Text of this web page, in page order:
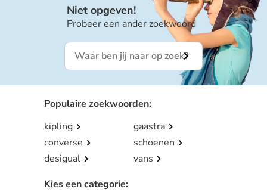
Niet opgeven!
Probeer een ander zoekwoord
Populaire zoekwoorden:
kipling
gaastra
converse
schoenen
desigual
vans
Kies een categorie: